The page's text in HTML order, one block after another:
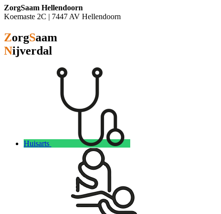
ZorgSaam Hellendoorn
Koemaste 2C | 7447 AV Hellendoorn
ZorgSaam
Nijverdal
Huisarts